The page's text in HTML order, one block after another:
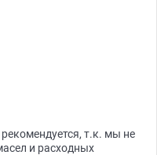
т.к. мы не
и расходных